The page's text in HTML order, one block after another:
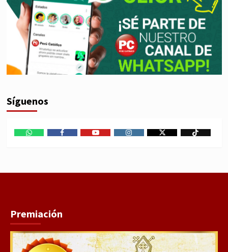
Síguenos
Premiación